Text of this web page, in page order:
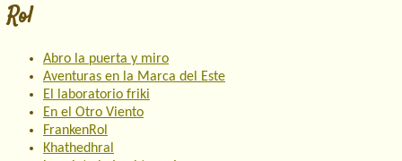
Rol
Abro la puerta y miro
Aventuras en la Marca del Este
El laboratorio friki
En el Otro Viento
FrankenRol
Khathedhral